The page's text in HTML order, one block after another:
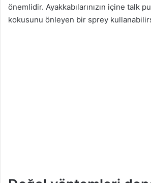
önemlidir. Ayakkabılarınızın içine talk
kokusunu önleyen bir sprey